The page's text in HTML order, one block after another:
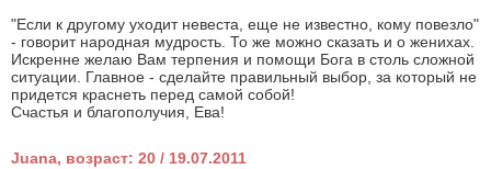
"Если к другому уходит невеста, еще не известно, кому повезло"
- говорит народная мудрость. То же можно сказать и о женихах.
Искренне желаю Вам терпения и помощи Бога в столь сложной
ситуации. Главное - сделайте правильный выбор, за который не
придется краснеть перед самой собой!
Счастья и благополучия, Ева!
Juana, возраст: 20 / 19.07.2011